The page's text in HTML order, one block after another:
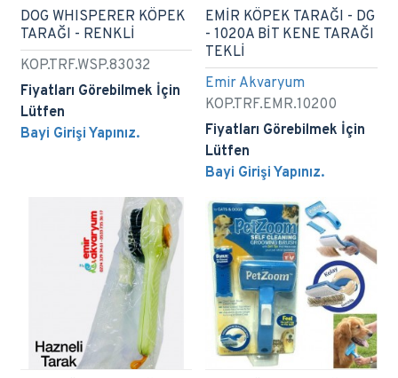
KOP.TRF.WSP.83032
DOG WHISPERER KÖPEK
TARAĞI - RENKLİ
Fiyatları Görebilmek İçin
Lütfen
Bayi Girişi Yapınız.
Emir Akvaryum
KOP.TRF.EMR.10200
EMİR KÖPEK TARAĞI - DG
- 1020A BİT KENE TARAĞI
TEKLİ
Fiyatları Görebilmek İçin
Lütfen
Bayi Girişi Yapınız.